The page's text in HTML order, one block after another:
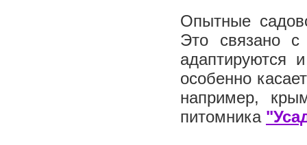
Опытные
Это связано с
адаптируются
особенно
например,
питомника